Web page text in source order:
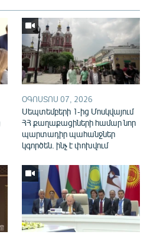
ՕԳՈՍՏՈՍ 07, 2026
Սեպտեմբերի 1-ից Մոսկվայում
ՀՀ քաղաքացիների համար նոր
պարտադիր պահանջներ
կգործեն. ինչ է փոխվում